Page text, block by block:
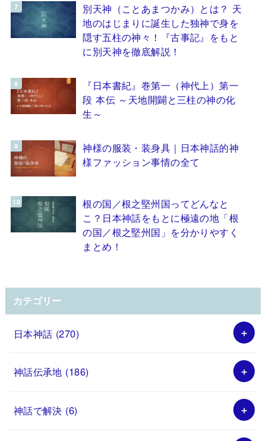
別天神（ことあまつかみ）とは？ 天
地のはじまりに誕生した独神で身を
隠す五柱の神々！『古事記』をもと
に別天神を徹底解説！
『日本書紀』巻第一（神代上）第一
段 本伝 ～天地開闢と三柱の神の化
生～
神様の服装・装身具｜日本神話的神
様ファッション事情の全て
根の国／根之堅州国ってどんなと
こ？日本神話をもとに極遠の地「根
の国／根之堅州国」を分かりやすく
まとめ！
カテゴリー
日本神話 (270)
神話伝承地 (186)
神話で解決 (6)